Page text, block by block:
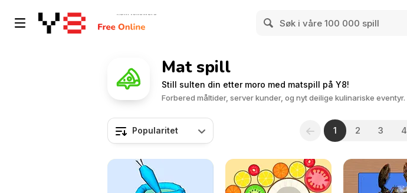
Mat spill
Still sulten din etter moro med matspill på Y8!
Forbered måltider, server kunder, og nyt deilige kulinariske eventyr.
Popularitet 1 2 3 4